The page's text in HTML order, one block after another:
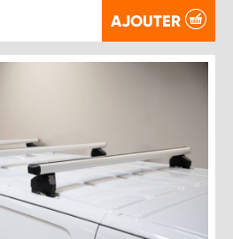
AJOUTER